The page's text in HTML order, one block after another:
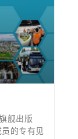
舰出版
的专有见